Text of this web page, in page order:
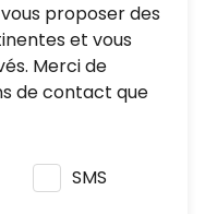
proposer des
et vous
Merci de
de contact que
SMS